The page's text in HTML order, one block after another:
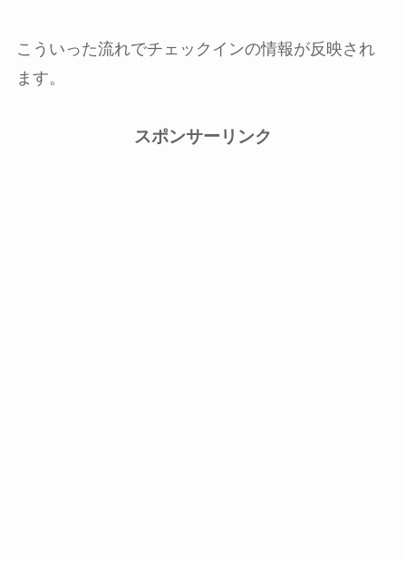
こういった流れでチェックインの情報が反映され
ます。
スポンサーリンク